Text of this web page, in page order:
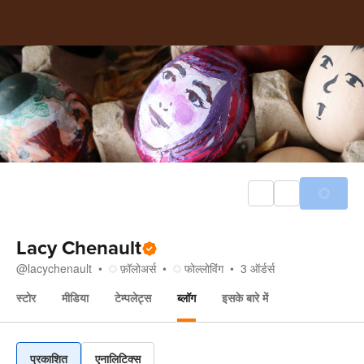
Lacy Chenault
@lacychenault फ़ॉलोअर्स फोल्लोविंग 3 ऑर्डर्स
स्टोर
मीडिया टेम्पलेट्स ब्लॉग इसके बारे में
प्रकाशित एनालिटिक्स